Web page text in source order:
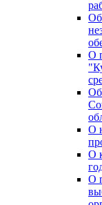
О
О
О
О